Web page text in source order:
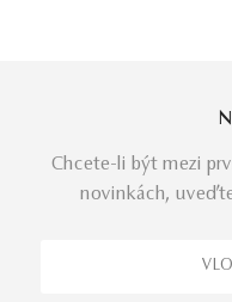
Chcete-li být mezi
novinkách,